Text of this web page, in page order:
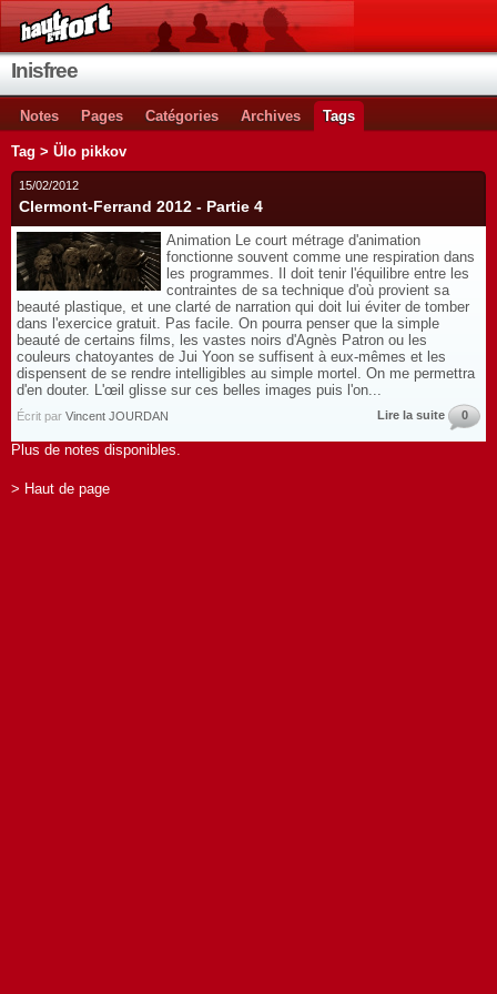
Inisfree
Notes Pages Catégories Archives Tags
Tag > Ülo pikkov
15/02/2012
Clermont-Ferrand 2012 - Partie 4
Animation Le court métrage d'animation
fonctionne souvent comme une respiration dans
les programmes. Il doit tenir l'équilibre entre les
contraintes de sa technique d'où provient sa
beauté plastique, et une clarté de narration qui doit lui éviter de tomber
dans l'exercice gratuit. Pas facile. On pourra penser que la simple
beauté de certains films, les vastes noirs d'Agnès Patron ou les
couleurs chatoyantes de Jui Yoon se suffisent à eux-mêmes et les
dispensent de se rendre intelligibles au simple mortel. On me permettra
d'en douter. L'œil glisse sur ces belles images puis l'on...
Écrit par Vincent JOURDAN Lire la suite 0
Plus de notes disponibles.
> Haut de page